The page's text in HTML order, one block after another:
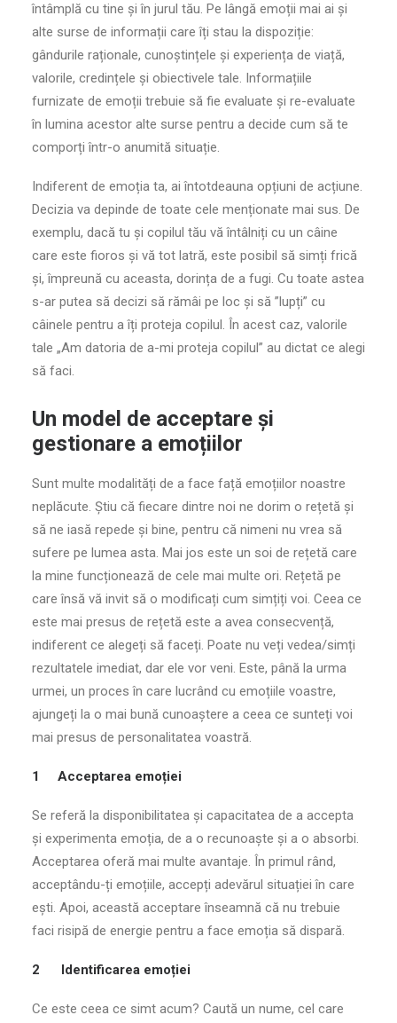
întâmplă cu tine și în jurul tău. Pe lângă emoții mai ai și
alte surse de informații care îți stau la dispoziție:
gândurile raționale, cunoștințele și experiența de viață,
valorile, credințele și obiectivele tale. Informațiile
furnizate de emoții trebuie să fie evaluate și re-evaluate
în lumina acestor alte surse pentru a decide cum să te
comporți într-o anumită situație.
Indiferent de emoția ta, ai întotdeauna opțiuni de acțiune.
Decizia va depinde de toate cele menționate mai sus. De
exemplu, dacă tu și copilul tău vă întâlniți cu un câine
care este fioros și vă tot latră, este posibil să simți frică
și, împreună cu aceasta, dorința de a fugi. Cu toate astea
s-ar putea să decizi să rămâi pe loc și să ”lupți” cu
câinele pentru a îți proteja copilul. În acest caz, valorile
tale „Am datoria de a-mi proteja copilul” au dictat ce alegi
să faci.
Un model de acceptare și
gestionare a emoțiilor
Sunt multe modalități de a face față emoțiilor noastre
neplăcute. Știu că fiecare dintre noi ne dorim o rețetă și
să ne iasă repede și bine, pentru că nimeni nu vrea să
sufere pe lumea asta. Mai jos este un soi de rețetă care
la mine funcționează de cele mai multe ori. Rețetă pe
care însă vă invit să o modificați cum simțiți voi. Ceea ce
este mai presus de rețetă este a avea consecvență,
indiferent ce alegeți să faceți. Poate nu veți vedea/simți
rezultatele imediat, dar ele vor veni. Este, până la urma
urmei, un proces în care lucrând cu emoțiile voastre,
ajungeți la o mai bună cunoaștere a ceea ce sunteți voi
mai presus de personalitatea voastră.
1 Acceptarea emoției
Se referă la disponibilitatea și capacitatea de a accepta
și experimenta emoția, de a o recunoaște și a o absorbi.
Acceptarea oferă mai multe avantaje. În primul rând,
acceptându-ți emoțiile, accepți adevărul situației în care
ești. Apoi, această acceptare înseamnă că nu trebuie
faci risipă de energie pentru a face emoția să dispară.
2 Identificarea emoției
Ce este ceea ce simt acum? Caută un nume, cel care